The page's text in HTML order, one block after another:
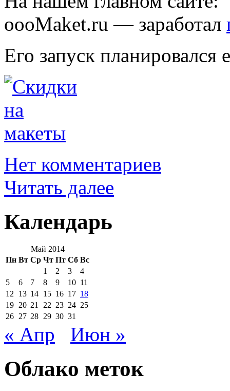
oooMaket.ru — заработал
Его запуск планировался
Нет комментариев
Читать далее
Календарь
Май 2014
Пн Вт Ср Чт Пт Сб Вс
1
2 3
4
5
6 7 8 9 10 11
12
13 14 15 16 17 18
19 20 21 22 23 24 25
26 27 28 29 30 31
« Апр Июн »
Облако меток